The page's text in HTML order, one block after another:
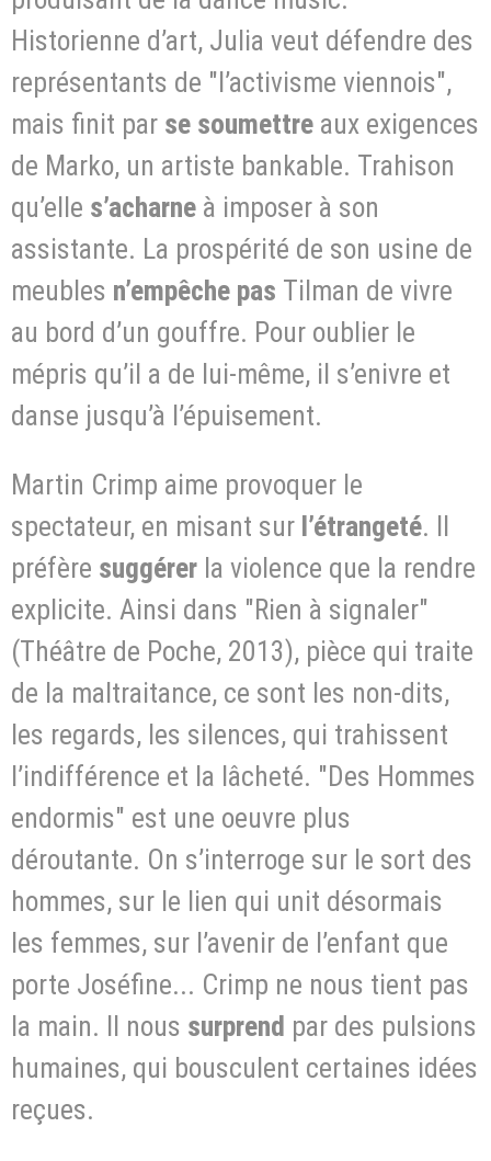
Historienne d’art, Julia veut défendre des
représentants de "l’activisme viennois",
mais finit par se soumettre aux exigences
de Marko, un artiste bankable. Trahison
qu’elle s’acharne à imposer à son
assistante. La prospérité de son usine de
meubles n’empêche pas Tilman de vivre
au bord d’un gouffre. Pour oublier le
mépris qu’il a de lui-même, il s’enivre et
danse jusqu’à l’épuisement.
Martin Crimp aime provoquer le
spectateur, en misant sur l’étrangeté. Il
préfère suggérer la violence que la rendre
explicite. Ainsi dans "Rien à signaler"
(Théâtre de Poche, 2013), pièce qui traite
de la maltraitance, ce sont les non-dits,
les regards, les silences, qui trahissent
l’indifférence et la lâcheté. "Des Hommes
endormis" est une oeuvre plus
déroutante. On s’interroge sur le sort des
hommes, sur le lien qui unit désormais
les femmes, sur l’avenir de l’enfant que
porte Joséfine... Crimp ne nous tient pas
la main. Il nous surprend par des pulsions
humaines, qui bousculent certaines idées
reçues.